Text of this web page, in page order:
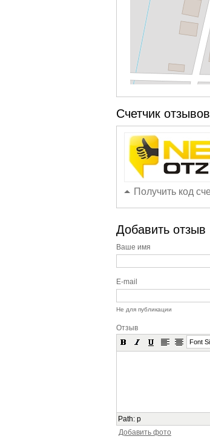
Счетчик
Получить код
Добавить отзыв
Ваше имя
E-mail
Не для публикации
Отзыв
Font
Path: p
Добавить фото